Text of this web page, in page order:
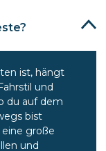
ist, hängt
und
du auf dem
bist
eine große
und